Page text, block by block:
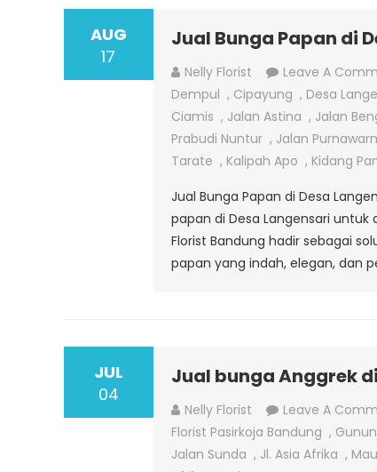
AUG
17
Jual Bunga Papan di
Nelly Florist Leave A
Dempul , Cipayung , Desa
Ciamis , Jalan Astina , Jalan
Prabudi Nuntur , Jalan
Tarate , Kalipah Apo , Kidang
Jual Bunga Papan di Desa
papan di Desa Langensari
Florist Bandung hadir sebagai
papan yang indah, elegan, dan
JUL
04
Jual bunga Anggrek
Nelly Florist Leave A
Florist Pasirkoja Bandung ,
Jalan Sunda , Jl. Asia Afrika ,